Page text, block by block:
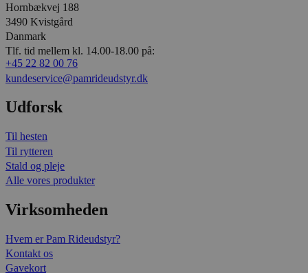
Hornbækvej 188
3490 Kvistgård
Danmark
Tlf. tid mellem kl. 14.00-18.00 på:
+45 22 82 00 76
kundeservice@pamrideudstyr.dk
Udforsk
Til hesten
Til rytteren
Stald og pleje
Alle vores produkter
Virksomheden
Hvem er Pam Rideudstyr?
Kontakt os
Gavekort